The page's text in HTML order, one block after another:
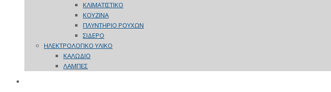
ΚΛΙΜΑΤΙΣΤΙΚΟ
ΚΟΥΖΙΝΑ
ΠΛΥΝΤΗΡΙΟ ΡΟΥΧΩΝ
ΣΙΔΕΡΟ
ΗΛΕΚΤΡΟΛΟΓΙΚΟ ΥΛΙΚΟ
ΚΑΛΩΔΙΟ
ΛΑΜΠΕΣ